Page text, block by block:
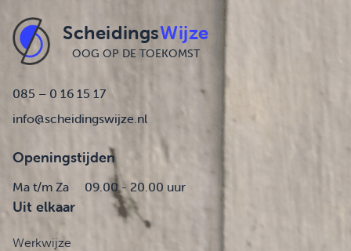
ScheidingsWijze
OOG OP DE TOEKOMST
085 – 0 16 15 17
info@scheidingswijze.nl
Openingstijden
Ma t/m Za 09.00 - 20.00 uur
Uit elkaar
Werkwijze